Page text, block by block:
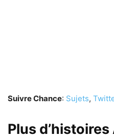
Suivre Chance: Sujets,
Plus d’histoires